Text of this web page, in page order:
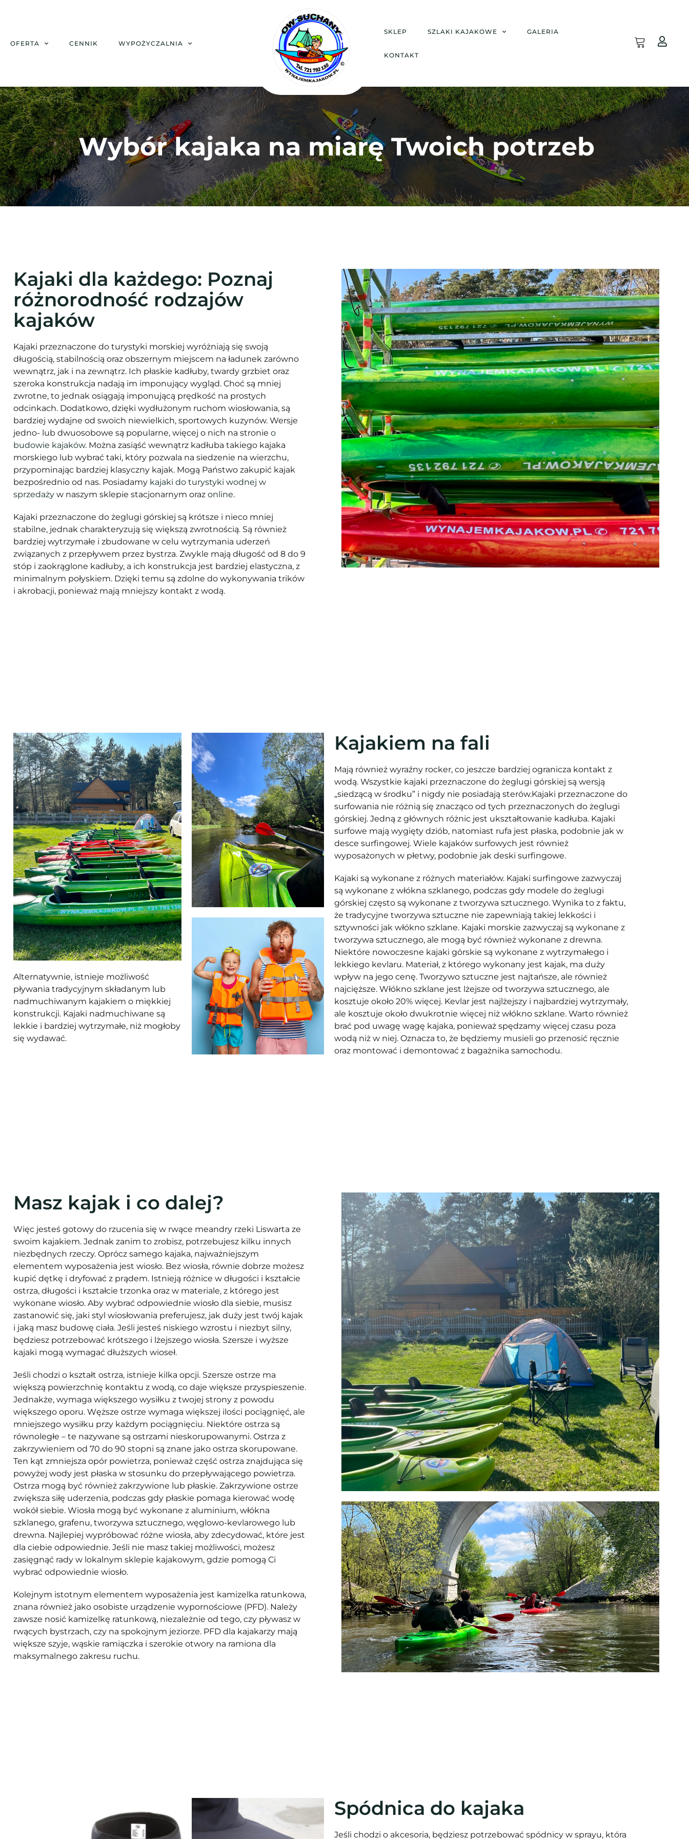
OFERTA CENNIK WYPOŻYCZALNIA
SKLEP SZLAKI KAJAKOWE GALERIA
KONTAKT
Wybór kajaka na miarę Twoich potrzeb
Kajaki dla każdego: Poznaj
różnorodność rodzajów
kajaków
Kajaki przeznaczone do turystyki morskiej wyróżniają się swoją
długością, stabilnością oraz obszernym miejscem na ładunek zarówno
wewnątrz, jak i na zewnątrz. Ich płaskie kadłuby, twardy grzbiet oraz
szeroka konstrukcja nadają im imponujący wygląd. Choć są mniej
zwrotne, to jednak osiągają imponującą prędkość na prostych
odcinkach. Dodatkowo, dzięki wydłużonym ruchom wiosłowania, są
bardziej wydajne od swoich niewielkich, sportowych kuzynów. Wersje
jedno- lub dwuosobowe są popularne, więcej o nich na stronie o
budowie kajaków. Można zasiąść wewnątrz kadłuba takiego kajaka
morskiego lub wybrać taki, który pozwala na siedzenie na wierzchu,
przypominając bardziej klasyczny kajak. Mogą Państwo zakupić kajak
bezpośrednio od nas. Posiadamy kajaki do turystyki wodnej w
sprzedaży w naszym sklepie stacjonarnym oraz online.
Kajaki przeznaczone do żeglugi górskiej są krótsze i nieco mniej
stabilne, jednak charakteryzują się większą zwrotnością. Są również
bardziej wytrzymałe i zbudowane w celu wytrzymania uderzeń
związanych z przepływem przez bystrza. Zwykle mają długość od 8 do 9
stóp i zaokrąglone kadłuby, a ich konstrukcja jest bardziej elastyczna, z
minimalnym połyskiem. Dzięki temu są zdolne do wykonywania trików
i akrobacji, ponieważ mają mniejszy kontakt z wodą.
Alternatywnie, istnieje możliwość
pływania tradycyjnym składanym lub
nadmuchiwanym kajakiem o miękkiej
konstrukcji. Kajaki nadmuchiwane są
lekkie i bardziej wytrzymałe, niż mogłoby
się wydawać.
Kajakiem na fali
Mają również wyraźny rocker, co jeszcze bardziej ogranicza kontakt z
wodą. Wszystkie kajaki przeznaczone do żeglugi górskiej są wersją
„siedzącą w środku” i nigdy nie posiadają sterów.Kajaki przeznaczone do
surfowania nie różnią się znacząco od tych przeznaczonych do żeglugi
górskiej. Jedną z głównych różnic jest ukształtowanie kadłuba. Kajaki
surfowe mają wygięty dziób, natomiast rufa jest płaska, podobnie jak w
desce surfingowej. Wiele kajaków surfowych jest również
wyposażonych w płetwy, podobnie jak deski surfingowe.
Kajaki są wykonane z różnych materiałów. Kajaki surfingowe zazwyczaj
są wykonane z włókna szklanego, podczas gdy modele do żeglugi
górskiej często są wykonane z tworzywa sztucznego. Wynika to z faktu,
że tradycyjne tworzywa sztuczne nie zapewniają takiej lekkości i
sztywności jak włókno szklane. Kajaki morskie zazwyczaj są wykonane z
tworzywa sztucznego, ale mogą być również wykonane z drewna.
Niektóre nowoczesne kajaki górskie są wykonane z wytrzymałego i
lekkiego kevlaru. Materiał, z którego wykonany jest kajak, ma duży
wpływ na jego cenę. Tworzywo sztuczne jest najtańsze, ale również
najcięższe. Włókno szklane jest lżejsze od tworzywa sztucznego, ale
kosztuje około 20% więcej. Kevlar jest najlżejszy i najbardziej wytrzymały,
ale kosztuje około dwukrotnie więcej niż włókno szklane. Warto również
brać pod uwagę wagę kajaka, ponieważ spędzamy więcej czasu poza
wodą niż w niej. Oznacza to, że będziemy musieli go przenosić ręcznie
oraz montować i demontować z bagażnika samochodu.
Masz kajak i co dalej?
Więc jesteś gotowy do rzucenia się w rwące meandry rzeki Liswarta ze
swoim kajakiem. Jednak zanim to zrobisz, potrzebujesz kilku innych
niezbędnych rzeczy. Oprócz samego kajaka, najważniejszym
elementem wyposażenia jest wiosło. Bez wiosła, równie dobrze możesz
kupić dętkę i dryfować z prądem. Istnieją różnice w długości i kształcie
ostrza, długości i kształcie trzonka oraz w materiale, z którego jest
wykonane wiosło. Aby wybrać odpowiednie wiosło dla siebie, musisz
zastanowić się, jaki styl wiosłowania preferujesz, jak duży jest twój kajak
i jaką masz budowę ciała. Jeśli jesteś niskiego wzrostu i niezbyt silny,
będziesz potrzebować krótszego i lżejszego wiosła. Szersze i wyższe
kajaki mogą wymagać dłuższych wioseł.
Jeśli chodzi o kształt ostrza, istnieje kilka opcji. Szersze ostrze ma
większą powierzchnię kontaktu z wodą, co daje większe przyspieszenie.
Jednakże, wymaga większego wysiłku z twojej strony z powodu
większego oporu. Węższe ostrze wymaga większej ilości pociągnięć, ale
mniejszego wysiłku przy każdym pociągnięciu. Niektóre ostrza są
równoległe – te nazywane są ostrzami nieskorupowanymi. Ostrza z
zakrzywieniem od 70 do 90 stopni są znane jako ostrza skorupowane.
Ten kąt zmniejsza opór powietrza, ponieważ część ostrza znajdująca się
powyżej wody jest płaska w stosunku do przepływającego powietrza.
Ostrza mogą być również zakrzywione lub płaskie. Zakrzywione ostrze
zwiększa siłę uderzenia, podczas gdy płaskie pomaga kierować wodę
wokół siebie. Wiosła mogą być wykonane z aluminium, włókna
szklanego, grafenu, tworzywa sztucznego, węglowo-kevlarowego lub
drewna. Najlepiej wypróbować różne wiosła, aby zdecydować, które jest
dla ciebie odpowiednie. Jeśli nie masz takiej możliwości, możesz
zasięgnąć rady w lokalnym sklepie kajakowym, gdzie pomogą Ci
wybrać odpowiednie wiosło.
Kolejnym istotnym elementem wyposażenia jest kamizelka ratunkowa,
znana również jako osobiste urządzenie wypornościowe (PFD). Należy
zawsze nosić kamizelkę ratunkową, niezależnie od tego, czy pływasz w
rwących bystrzach, czy na spokojnym jeziorze. PFD dla kajakarzy mają
większe szyje, wąskie ramiączka i szerokie otwory na ramiona dla
maksymalnego zakresu ruchu.
Spódnica do kajaka
Jeśli chodzi o akcesoria, będziesz potrzebować spódnicy w sprayu, która